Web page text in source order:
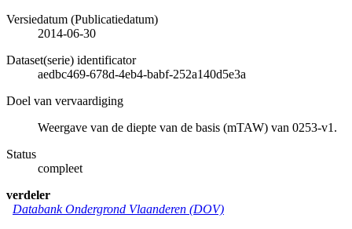
Versiedatum (Publicatiedatum)
2014-06-30
Dataset(serie) identificator
aedbc469-678d-4eb4-babf-252a140d5e3a
Doel van vervaardiging
Weergave van de diepte van de basis (mTAW) van 0253-v1.
Status
compleet
verdeler
Databank Ondergrond Vlaanderen (DOV)